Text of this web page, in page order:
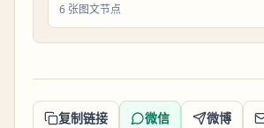
6 张图文节点
复制链接 微信 微博